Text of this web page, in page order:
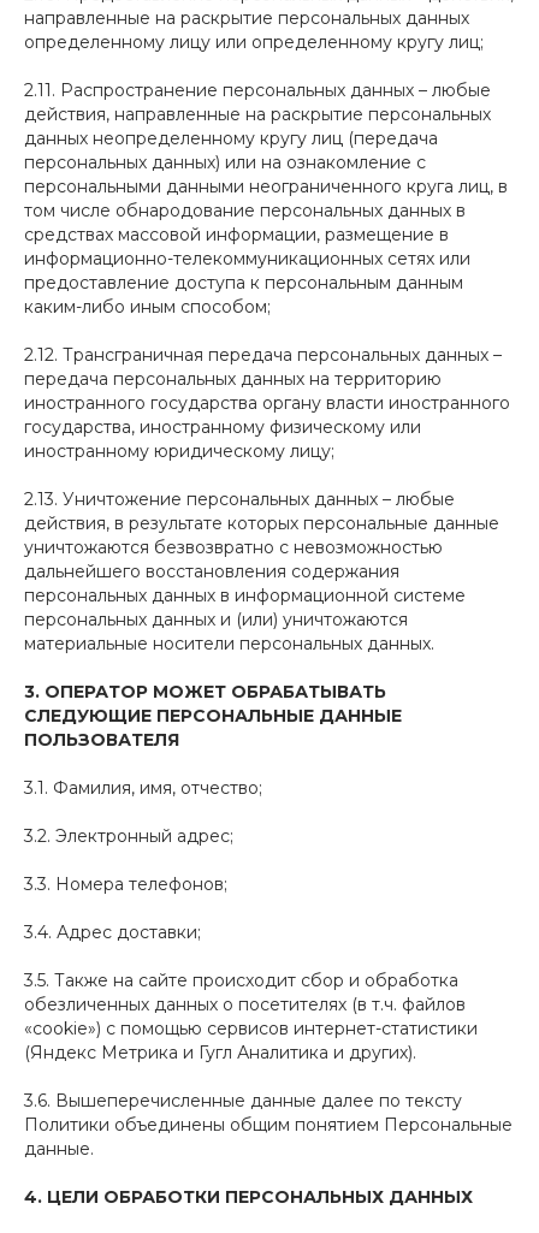
направленные на раскрытие персональных данных
определенному лицу или определенному кругу лиц;
2.11. Распространение персональных данных – любые
действия, направленные на раскрытие персональных
данных неопределенному кругу лиц (передача
персональных данных) или на ознакомление с
персональными данными неограниченного круга лиц, в
том числе обнародование персональных данных в
средствах массовой информации, размещение в
информационно-телекоммуникационных сетях или
предоставление доступа к персональным данным
каким-либо иным способом;
2.12. Трансграничная передача персональных данных –
передача персональных данных на территорию
иностранного государства органу власти иностранного
государства, иностранному физическому или
иностранному юридическому лицу;
2.13. Уничтожение персональных данных – любые
действия, в результате которых персональные данные
уничтожаются безвозвратно с невозможностью
дальнейшего восстановления содержания
персональных данных в информационной системе
персональных данных и (или) уничтожаются
материальные носители персональных данных.
3. ОПЕРАТОР МОЖЕТ ОБРАБАТЫВАТЬ
СЛЕДУЮЩИЕ ПЕРСОНАЛЬНЫЕ ДАННЫЕ
ПОЛЬЗОВАТЕЛЯ
3.1. Фамилия, имя, отчество;
3.2. Электронный адрес;
3.3. Номера телефонов;
3.4. Адрес доставки;
3.5. Также на сайте происходит сбор и обработка
обезличенных данных о посетителях (в т.ч. файлов
«cookie») с помощью сервисов интернет-статистики
(Яндекс Метрика и Гугл Аналитика и других).
3.6. Вышеперечисленные данные далее по тексту
Политики объединены общим понятием Персональные
данные.
4. ЦЕЛИ ОБРАБОТКИ ПЕРСОНАЛЬНЫХ ДАННЫХ